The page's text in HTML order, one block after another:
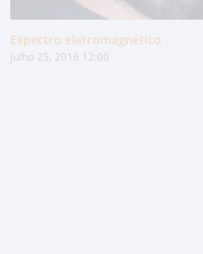
Espectro eletromagnético
julho 25, 2016 12:00